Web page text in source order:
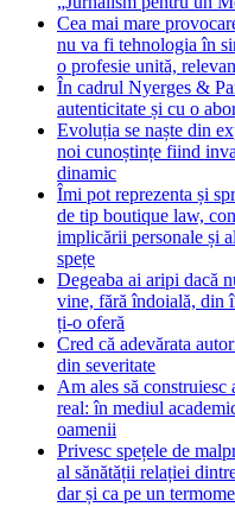
Cea mai mare
nu va fi tehnologia în
o profesie unită,
În cadrul Nyerges &
autenticitate și cu o
Evoluția se naște din
noi cunoștințe fiind
dinamic
Îmi pot reprezenta și
de tip boutique law,
implicării personale și
spețe
Degeaba ai aripi dacă
vine, fără îndoială, din
ți-o oferă
Cred că adevărata
din severitate
Am ales să
real: în mediul
oamenii
Privesc spețele de
al sănătății relației
dar și ca pe un